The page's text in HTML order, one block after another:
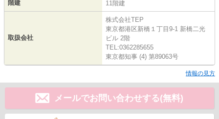
階建 11階建
取扱会社
株式会社TEP
東京都港区新橋１丁目9-1 新橋二光
ビル 2階
TEL:0362285655
東京都知事 (4) 第89063号
情報の見方
メールでお問い合わせする(無料)